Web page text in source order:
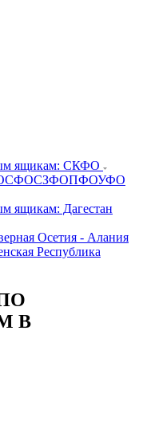
ящикам: СКФО
СФОСЗФОПФОУФО
ящикам: Дагестан
Осетия - Алания
Республика
В